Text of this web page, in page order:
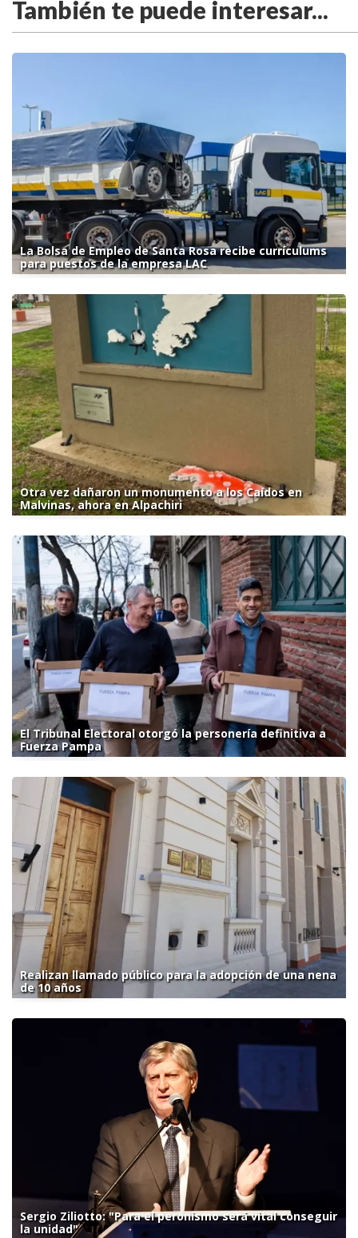
También te puede interesar...
La Bolsa de Empleo de Santa Rosa recibe currículums
para puestos de la empresa LAC
Otra vez dañaron un monumento a los Caídos en
Malvinas, ahora en Alpachiri
El Tribunal Electoral otorgó la personería definitiva a
Fuerza Pampa
Realizan llamado público para la adopción de una nena
de 10 años
Sergio Ziliotto: "Para el peronismo será vital conseguir
la unidad"